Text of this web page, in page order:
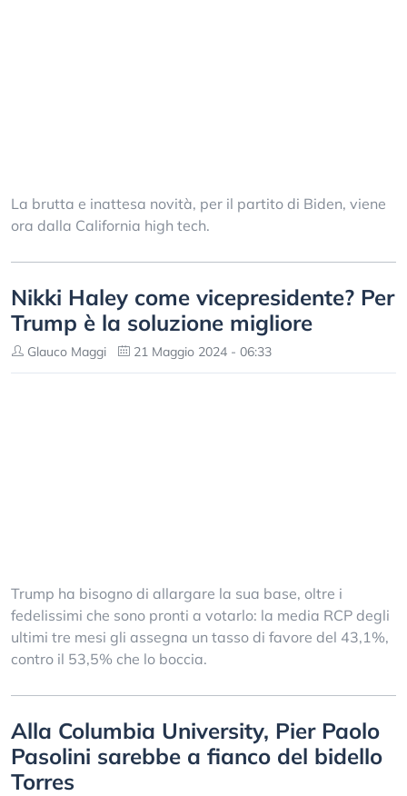
La brutta e inattesa novità, per il partito di Biden, viene
ora dalla California high tech.
Nikki Haley come vicepresidente? Per
Trump è la soluzione migliore
Glauco Maggi 21 Maggio 2024 - 06:33
Trump ha bisogno di allargare la sua base, oltre i
fedelissimi che sono pronti a votarlo: la media RCP degli
ultimi tre mesi gli assegna un tasso di favore del 43,1%,
contro il 53,5% che lo boccia.
Alla Columbia University, Pier Paolo
Pasolini sarebbe a fianco del bidello
Torres